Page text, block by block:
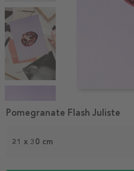
1
21 x 30 cm
Pomegranate Flash Juliste